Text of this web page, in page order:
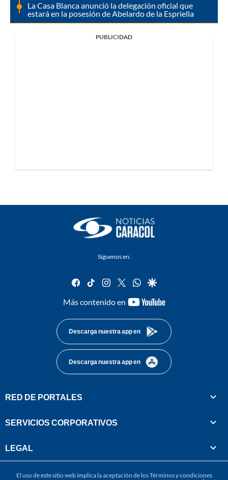
La Casa Blanca anunció la delegación oficial que
estará en la posesión de Abelardo de la Espriella
PUBLICIDAD
Síguenos en:
facebook
tiktok instagram
twitterwhatsapp
google
Más contenido en
youtube-
Descarga nuestra app en
Descarga nuestra app en
RED DE PORTALES
SERVICIOS CORPORATIVOS
LEGAL
El uso de este sitio web implica la aceptación de losTérminos y condiciones